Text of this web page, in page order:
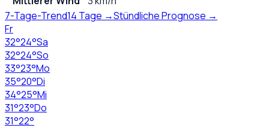
7-Tage-Trend14 Tage →Stündliche Prognose →
Fr
32°24°Sa
32°24°So
33°23°Mo
35°20°Di
34°25°Mi
31°23°Do
31°22°